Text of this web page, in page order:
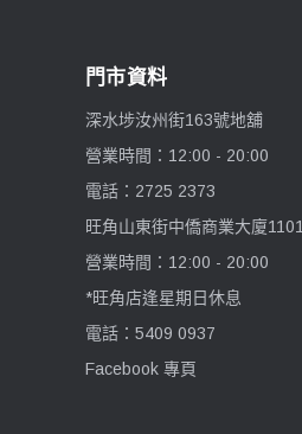
Lenthem 領頓
Hakuba 白馬
Kase 卡色
門市資料
深水埗汝州街163號地舖
營業時間：12:00 - 20:00
電話：2725 2373
旺角山東街中僑商業大廈1101
營業時間：12:00 - 20:00
*旺角店逢星期日休息
電話：5409 0937
Facebook 專頁